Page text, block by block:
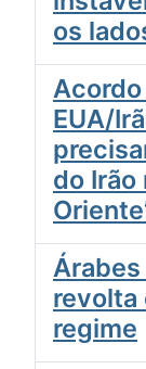
os
EUA/
do Irão
Árabes
revolta
regime